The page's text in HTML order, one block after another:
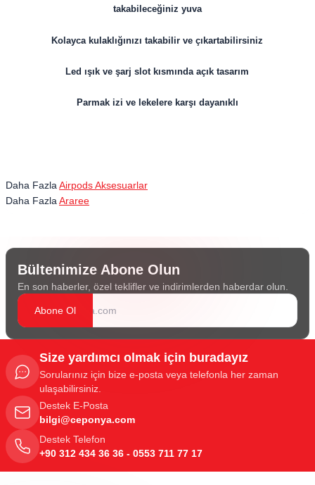
takabileceğiniz yuva
Kolayca kulaklığınızı takabilir ve çıkartabilirsiniz
Led ışık ve şarj slot kısmında açık tasarım
Parmak izi ve lekelere karşı dayanıklı
Daha Fazla Airpods Aksesuarlar
Daha Fazla Araree
Bültenimize Abone Olun
En son haberler, özel teklifler ve indirimlerden haberdar olun.
Abone Ol
Size yardımcı olmak için buradayız
Sorularınız için bize e-posta veya telefonla her zaman
ulaşabilirsiniz.
Destek E-Posta
bilgi@ceponya.com
Destek Telefon
+90 312 434 36 36 - 0553 711 77 17